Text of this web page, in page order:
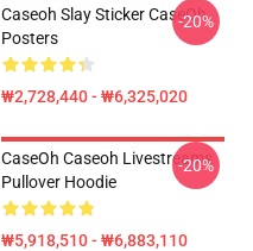
Caseoh Slay Sticker CaseOh
Posters
₩2,728,440 - ₩6,325,020
-20%
CaseOh Caseoh Livestreams
Pullover Hoodie
₩5,918,510 - ₩6,883,110
-20%